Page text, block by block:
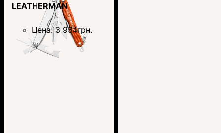
LEATHERMAN
Цена:3 934грн.